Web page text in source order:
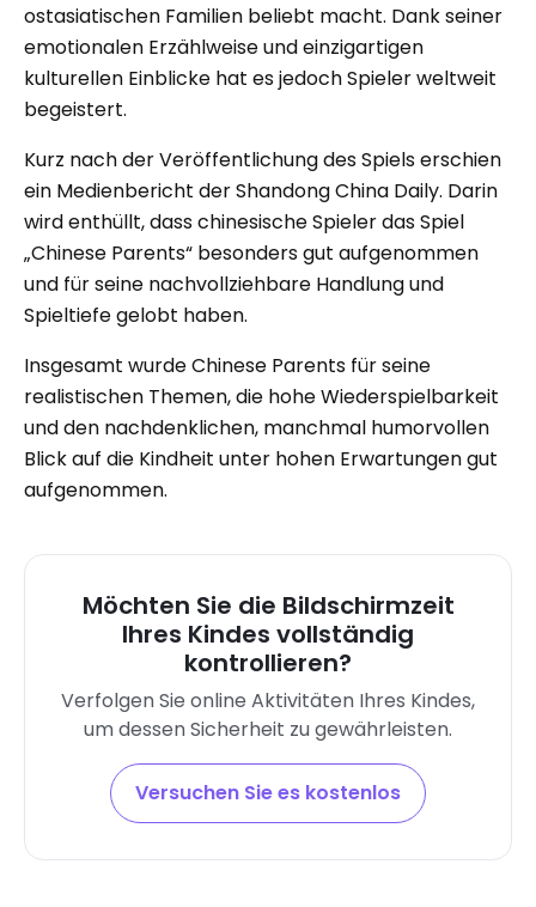
ostasiatischen Familien beliebt macht. Dank seiner
emotionalen Erzählweise und einzigartigen
kulturellen Einblicke hat es jedoch Spieler weltweit
begeistert.
Kurz nach der Veröffentlichung des Spiels erschien
ein Medienbericht der Shandong China Daily. Darin
wird enthüllt, dass chinesische Spieler das Spiel
„Chinese Parents“ besonders gut aufgenommen
und für seine nachvollziehbare Handlung und
Spieltiefe gelobt haben.
Insgesamt wurde Chinese Parents für seine
realistischen Themen, die hohe Wiederspielbarkeit
und den nachdenklichen, manchmal humorvollen
Blick auf die Kindheit unter hohen Erwartungen gut
aufgenommen.
Möchten Sie die Bildschirmzeit
Ihres Kindes vollständig
kontrollieren?
Verfolgen Sie online Aktivitäten Ihres Kindes,
um dessen Sicherheit zu gewährleisten.
Versuchen Sie es kostenlos